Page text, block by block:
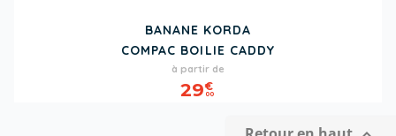
BANANE KORDA
COMPAC BOILIE CADDY
Prix
à partir de
29€
00